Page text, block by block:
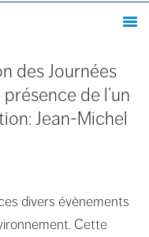
des Journées
de l’un
Jean-Michel
divers évènements
Cette